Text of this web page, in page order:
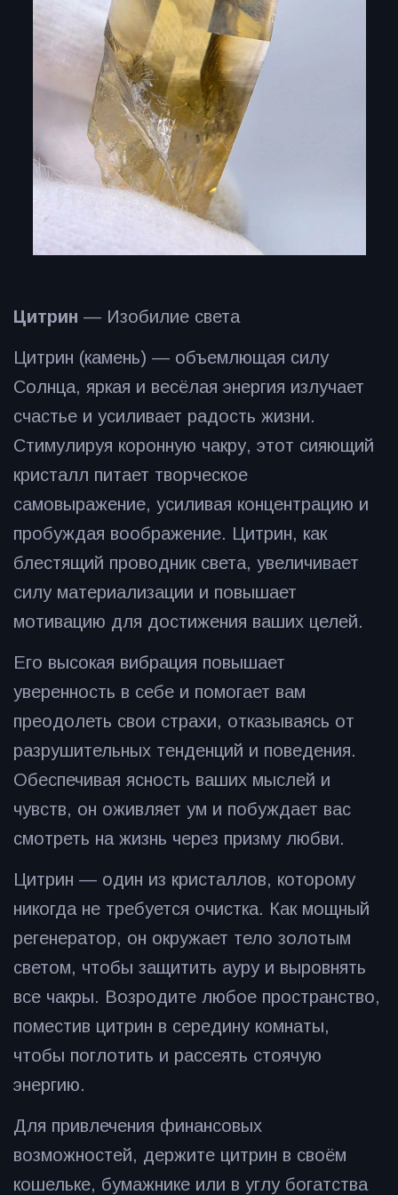
Цитрин — Изобилие света
Цитрин (камень) — объемлющая силу
Солнца, яркая и весёлая энергия излучает
счастье и усиливает радость жизни.
Стимулируя коронную чакру, этот сияющий
кристалл питает творческое
самовыражение, усиливая концентрацию и
пробуждая воображение. Цитрин, как
блестящий проводник света, увеличивает
силу материализации и повышает
мотивацию для достижения ваших целей.
Его высокая вибрация повышает
уверенность в себе и помогает вам
преодолеть свои страхи, отказываясь от
разрушительных тенденций и поведения.
Обеспечивая ясность ваших мыслей и
чувств, он оживляет ум и побуждает вас
смотреть на жизнь через призму любви.
Цитрин — один из кристаллов, которому
никогда не требуется очистка. Как мощный
регенератор, он окружает тело золотым
светом, чтобы защитить ауру и выровнять
все чакры. Возродите любое пространство,
поместив цитрин в середину комнаты,
чтобы поглотить и рассеять стоячую
энергию.
Для привлечения финансовых
возможностей, держите цитрин в своём
кошельке, бумажнике или в углу богатства